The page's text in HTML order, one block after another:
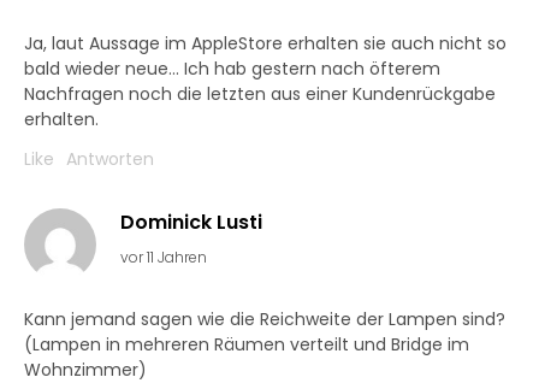
Ja, laut Aussage im AppleStore erhalten sie auch nicht so
bald wieder neue… Ich hab gestern nach öfterem
Nachfragen noch die letzten aus einer Kundenrückgabe
erhalten.
Like Antworten
Dominick Lusti
vor 11 Jahren
Kann jemand sagen wie die Reichweite der Lampen sind?
(Lampen in mehreren Räumen verteilt und Bridge im
Wohnzimmer)